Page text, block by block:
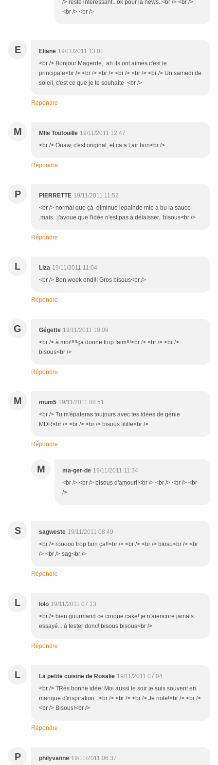
/> reste intéressant...ok pour la news..<br /> <br />
<br /> <br />
E Eliane 19/11/2011 13:01
<br /> Bonjour Magerde, ah ils ont aimés c'est le
principale<br /> <br /> <br /> <br /> <br /> <br /> Un samedi de
soleil, c'est ce que je te souhaite <br />
Répondre
M Mlle Toutouille 19/11/2011 12:47
<br /> Ouaw, c'est original, et ca a l;air bon<br />
Répondre
P PIERRETTE 19/11/2011 11:52
<br /> normal que çà diminue lepainde mie a bu la sauce
.mais j'avoue que l'idée n'est pas à délaisser.. bisous<br />
Répondre
L Liza 19/11/2011 11:04
<br /> Bon week end!!! Gros bisous<br />
Répondre
G Gégette 19/11/2011 10:09
<br /> à moi!!!!!ça donne trop faim!!!<br /> <br /> <br />
bisous<br />
Répondre
M mum5 19/11/2011 08:51
<br /> Tu m'épateras toujours avec tes idées de génie
MDR<br /> <br /> <br /> bisous fifille<br />
Répondre
M ma-ger-de 19/11/2011 11:34
<br /> <br /> bisous d'amour!!<br /> <br /> <br /> <br
/>
S sagweste 19/11/2011 08:49
<br /> rooooo trop bon ça!!<br /> <br /> <br /> biosu<br /> <br
/> <br /> sag<br />
Répondre
L lolo 19/11/2011 07:13
<br /> bien gourmand ce croque cake! je n'aiencore jamais
essayé... à tester donc! bisous bisous<br />
Répondre
L La petite cuisine de Rosalie 19/11/2011 07:04
<br /> TRès bonne idée! Moi aussi le soir je suis souvent en
manque d'inspiration...<br /> <br /> <br /> Je note!<br /> <br />
<br /> Bisous!<br />
Répondre
P philyvanne 19/11/2011 06:37